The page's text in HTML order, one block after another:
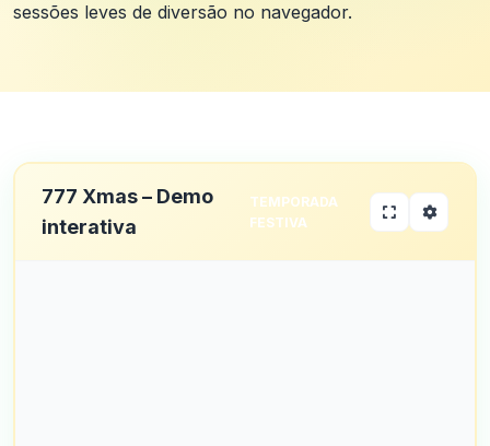
sessões leves de diversão no navegador.
777 Xmas – Demo
interativa
TEMPORADA
FESTIVA